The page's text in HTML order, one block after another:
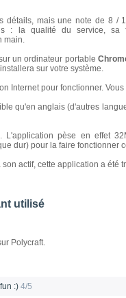
détails, mais une note de 8 /
: la qualité du service, sa
main.
un ordinateur portable
sur votre système.
Internet pour fonctionner.
qu'en anglais (d'autres
L'application pèse en effet
dur) pour la faire fonctionner
actif, cette application a été
utilisé
Polycraft.
:) 4/5